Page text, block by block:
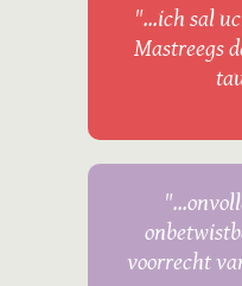
"...ich sal
Mastreegs
voorrecht